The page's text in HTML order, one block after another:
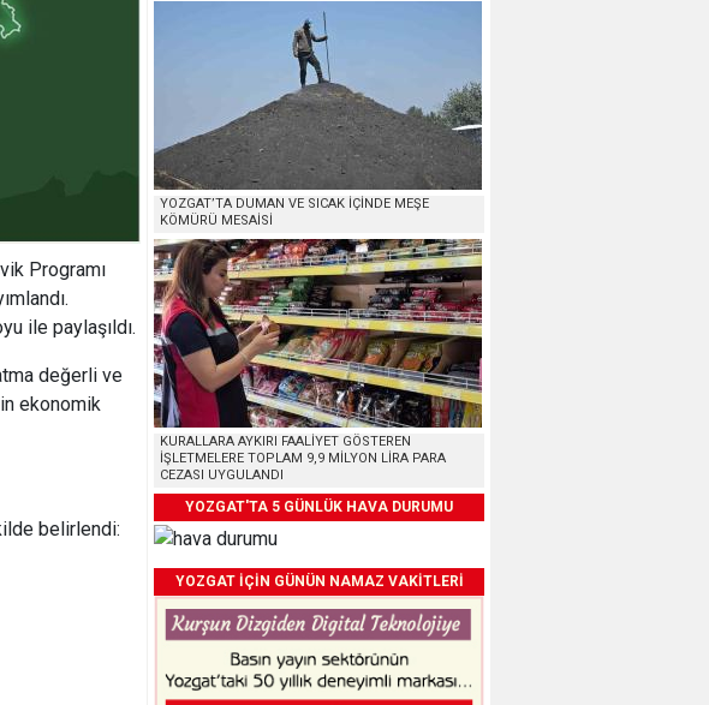
Programı
ile paylaşıldı.
değerli ve
ekonomik
belirlendi:
YOZGAT’TA DUMAN VE SICAK İÇİNDE MEŞE
KÖMÜRÜ MESAİSİ
KURALLARA AYKIRI FAALİYET GÖSTEREN
İŞLETMELERE TOPLAM 9,9 MİLYON LİRA PARA
CEZASI UYGULANDI
YOZGAT'TA 5 GÜNLÜK HAVA DURUMU
YOZGAT İÇİN GÜNÜN NAMAZ VAKİTLERİ